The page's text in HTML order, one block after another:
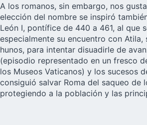
A los romanos, sin embargo, nos
elección del nombre se inspiró
León I, pontífice de 440 a 461, al que
especialmente su encuentro con Atila,
hunos, para intentar disuadirle de
(episodio representado en un fresco
los Museos Vaticanos) y los sucesos
consiguió salvar Roma del saqueo de
protegiendo a la población y las